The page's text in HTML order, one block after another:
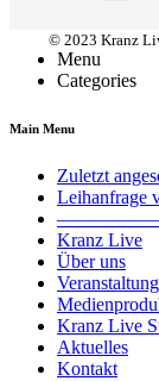
© 2023 Kranz
Menu
Categories
Main Menu
Zuletzt
Leihanfrage
Kranz Live
Über uns
Kranz Live
Aktuelles
Kontakt